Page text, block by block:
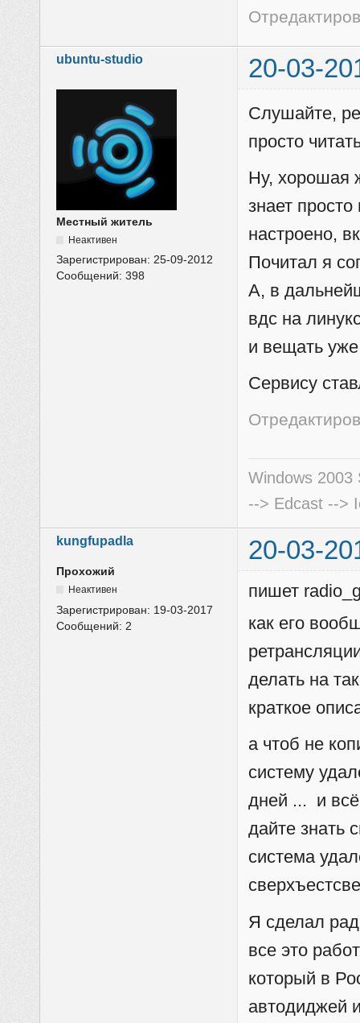
ubuntu-studio 20-03-
Местный житель
Неактивен
Зарегистрирован:25-09-2012
Сообщений:398
Слушайте,
просто
Ну, хорошая
знает
настроено,
Почитал я
А, в
вдс на
и вещать
Сервису
Windows 2003
--> Edcast -->
kungfupadla 20-03-
Прохожий
Неактивен
Зарегистрирован: 19-03-2017
Сообщений: 2
пишет
как его
делать на
краткое
а чтоб не
систему
дней ... и
дайте знать
система
Я сделал
все это
который в
автодиджей